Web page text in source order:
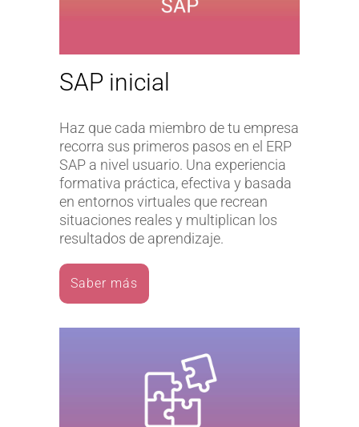
SAP inicial
Haz que cada miembro de tu empresa
recorra sus primeros pasos en el ERP
SAP a nivel usuario. Una experiencia
formativa práctica, efectiva y basada
en entornos virtuales que recrean
situaciones reales y multiplican los
resultados de aprendizaje.
Saber más